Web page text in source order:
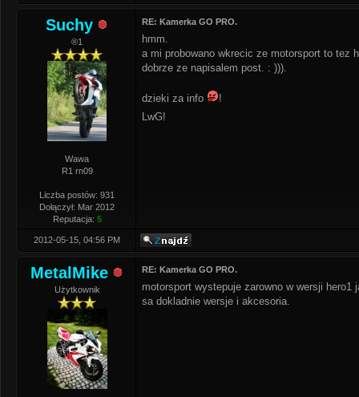
Suchy
®1
Wawa
R1 rn09
Liczba postów: 931
Dołączył: Mar 2012
Reputacja: 5
RE: Kamerka GO PRO.
hmm.
a mi probowano wkrecic ze motorsport to tez
dobrze ze napisalem post. : ))).
dzieki za info
!
LwG!
2012-05-15, 04:56 PM
MetalMike
Użytkownik
RE: Kamerka GO PRO.
motorsport wystepuje zarowno w wersji
sa dokladnie wersje i akcesoria.